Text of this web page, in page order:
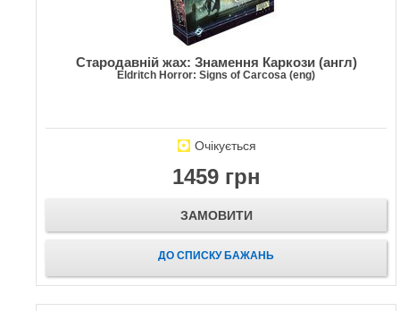
Стародавній жах: Знамення Каркози (англ)
Eldritch Horror: Signs of Carcosa (eng)
Очікується
1459 грн
ЗАМОВИТИ
ДО СПИСКУ БАЖАНЬ